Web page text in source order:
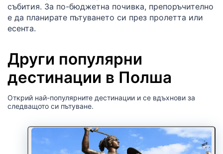
събития. За по-бюджетна почивка, препоръчително
е да планирате пътуването си през пролетта или
есента.
Други популярни
дестинации в Полша
Открий най-популярните дестинации и се вдъхнови за
следващото си пътуване.